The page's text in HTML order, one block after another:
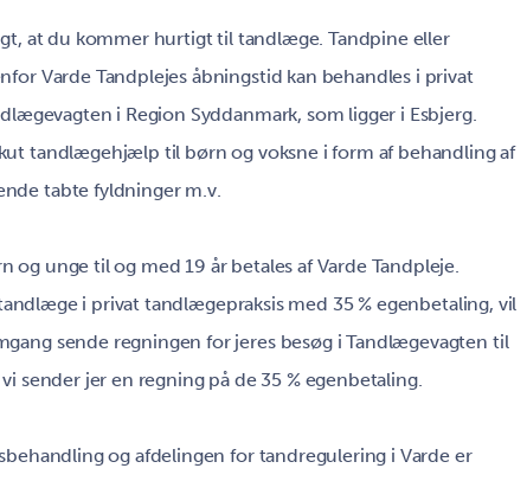
at du kommer hurtigt til tandlæge. Tandpine eller
Varde Tandplejes åbningstid kan behandles i privat
i Region Syddanmark, som ligger i Esbjerg.
tandlægehjælp til børn og voksne i form af behandling af
tabte fyldninger m.v.
og unge til og med 19 år betales af Varde Tandpleje.
i privat tandlægepraksis med 35 % egenbetaling, vil
sende regningen for jeres besøg i Tandlægevagten til
sender jer en regning på de 35 % egenbetaling.
og afdelingen for tandregulering i Varde er